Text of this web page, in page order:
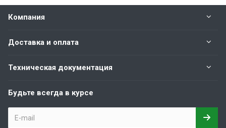
Компания
Доставка и оплата
Техническая документация
Будьте всегда в курсе